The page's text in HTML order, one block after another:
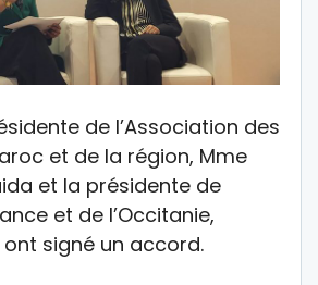
de l’Association des
et de la région, Mme
et la présidente de
et de l’Occitanie,
ont signé un accord.